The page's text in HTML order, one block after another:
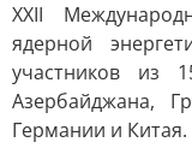
XXII
ядерной
участников из
Азербайджана,
Германии и Китая.